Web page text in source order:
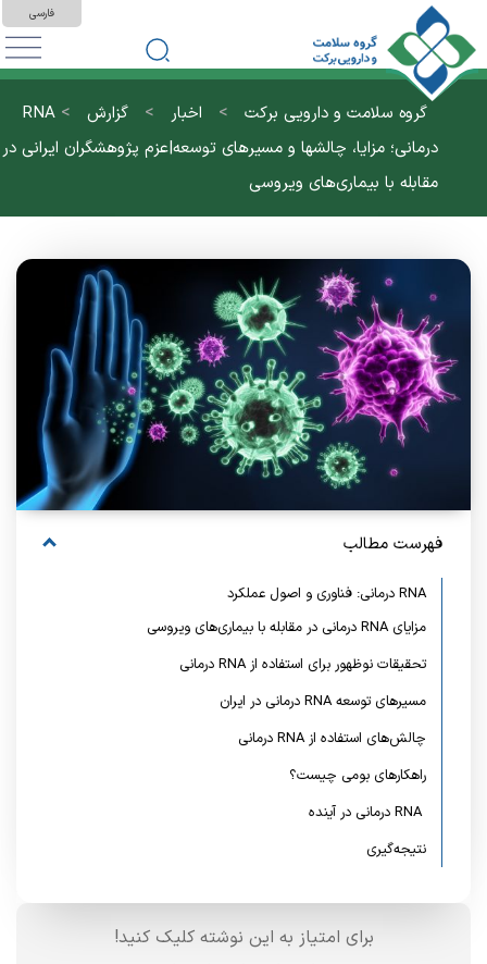
فارسی
گروه سلامت و دارویی برکت > اخبار > گزارش >
RNA
درمانی؛ مزایا، چالشها و مسیرهای توسعه|عزم پژوهشگران ایرانی در
مقابله با بیماری‌های ویروسی
فهرست مطالب
RNA درمانی: فناوری و اصول عملکرد
مزایای RNA درمانی در مقابله با بیماری‌های ویروسی
تحقیقات نوظهور برای استفاده از RNA درمانی
مسیرهای توسعه RNA درمانی در ایران
چالش‌های استفاده از RNA درمانی
راهکارهای بومی چیست؟
نتیجه‌گیری
برای امتیاز به این نوشته کلیک کنید!